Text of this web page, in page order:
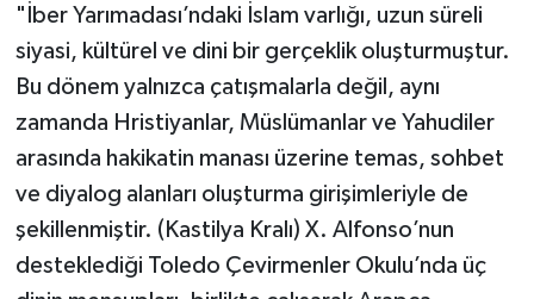
"İber Yarımadası’ndaki İslam varlığı, uzun süreli
siyasi, kültürel ve dini bir gerçeklik oluşturmuştur.
Bu dönem yalnızca çatışmalarla değil, aynı
zamanda Hristiyanlar, Müslümanlar ve Yahudiler
arasında hakikatin manası üzerine temas, sohbet
ve diyalog alanları oluşturma girişimleriyle de
şekillenmiştir. (Kastilya Kralı) X. Alfonso’nun
desteklediği Toledo Çevirmenler Okulu’nda üç